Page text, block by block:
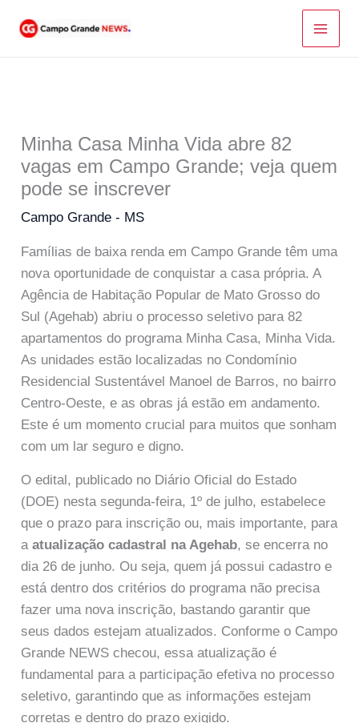
para
Minha Casa Minha Vida abre 82
vagas em Campo Grande; veja quem
pode se inscrever
Campo Grande - MS
Famílias de baixa renda em Campo Grande têm uma
nova oportunidade de conquistar a casa própria. A
Agência de Habitação Popular de Mato Grosso do
Sul (Agehab) abriu o processo seletivo para 82
apartamentos do programa Minha Casa, Minha Vida.
As unidades estão localizadas no Condomínio
Residencial Sustentável Manoel de Barros, no bairro
Centro-Oeste, e as obras já estão em andamento.
Este é um momento crucial para muitos que sonham
com um lar seguro e digno.
O edital, publicado no Diário Oficial do Estado
(DOE) nesta segunda-feira, 1º de julho, estabelece
que o prazo para inscrição ou, mais importante, para
aatualização cadastral na Agehab, se encerra no
dia 26 de junho. Ou seja, quem já possui cadastro e
está dentro dos critérios do programa não precisa
fazer uma nova inscrição, bastando garantir que
seus dados estejam atualizados. Conforme o Campo
Grande NEWS checou, essa atualização é
fundamental para a participação efetiva no processo
seletivo, garantindo que as informações estejam
corretas e dentro do prazo exigido.